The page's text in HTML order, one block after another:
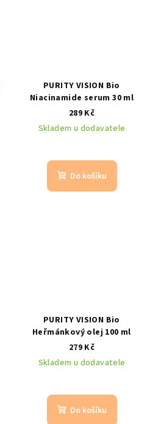
PURITY VISION Bio
Niacinamide serum 30 ml
289 Kč
Skladem u dodavatele
Do košíku
PURITY VISION Bio
Heřmánkový olej 100 ml
279 Kč
Skladem u dodavatele
Do košíku